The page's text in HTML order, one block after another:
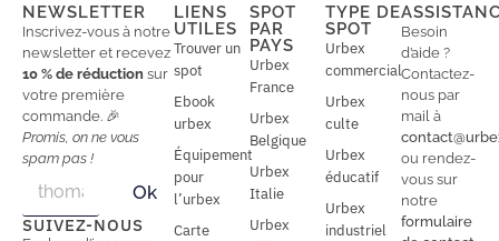
NEWSLETTER
Inscrivez-vous à notre
newsletter et recevez
10 % de réduction sur
votre première
commande. 🎉
Promis, on ne vous
spam pas !
a
i
a
i
Ok
SUIVEZ-NOUS
LIENS
UTILES
Trouver un
spot
Ebook
urbex
Équipement
pour
l’urbex
Carte
SPOT
PAR
PAYS
Urbex
France
Urbex
Belgique
Urbex
Italie
Urbex
TYPE DE
SPOT
Urbex
commercial
Urbex
culte
Urbex
éducatif
Urbex
industriel
Besoin
d’aide ?
Contactez-
nous par
mail à
ou rendez-
vous sur
notre
formulaire